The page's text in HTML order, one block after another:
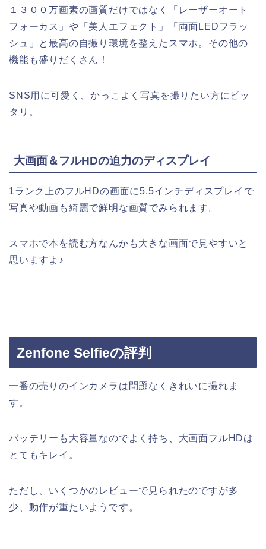
１３００万画素の画質だけではなく「レーザーオート
フォーカス」や「美人エフェクト」「両面LEDフラッ
シュ」と最高の自撮り環境を整えたスマホ。その他の
機能も盛りだくさん！
SNS用に可愛く、かっこよく写真を撮りたい方にピッ
タリ。
大画面＆フルHDの迫力のディスプレイ
1ランク上のフルHDの画面に5.5インチディスプレイで
写真や動画も綺麗で鮮明な画質でみられます。
スマホで本を読む方なんかも大きな画面で見やすいと
思いますよ♪
Zenfone Selfieの評判
一番の売りのインカメラは問題なくきれいに撮れま
す。
バッテリーも大容量なのでよく持ち、大画面フルHDは
とてもキレイ。
ただし、いくつかのレビューで見られたのですが多
少、動作が重たいようです。